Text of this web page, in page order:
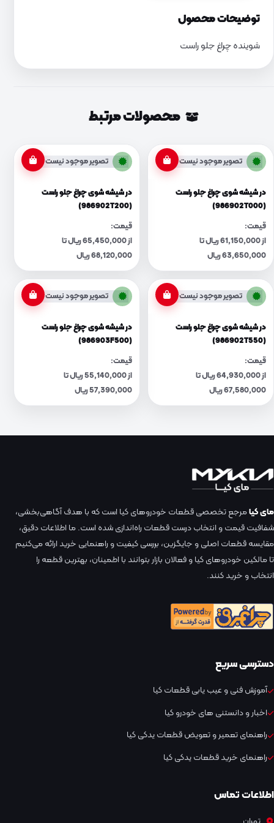
توضیحات محصول
شوینده چراغ جلو راست
محصولات مرتبط
تصویر موجود نیست
در شیشه شوی چراغ جلو راست
(986902T000)
قیمت:
از 61,150,000 ریال تا
63,650,000 ریال
تصویر موجود نیست
در شیشه شوی چراغ جلو راست
(986902T200)
قیمت:
از 65,450,000 ریال تا
68,120,000 ریال
تصویر موجود نیست
در شیشه شوی چراغ جلو راست
(986902T550)
قیمت:
از 64,930,000 ریال تا
67,580,000 ریال
تصویر موجود نیست
در شیشه شوی چراغ جلو راست
(986903F500)
قیمت:
از 55,140,000 ریال تا
57,390,000 ریال
مای کیامرجع تخصصی قطعات خودروهای کیا است که با هدف آگاهی‌بخشی،
شفافیت قیمت و انتخاب درست قطعات راه‌اندازی شده است. ما اطلاعات دقیق،
مقایسه قطعات اصلی و جایگزین، بررسی کیفیت و راهنمایی خرید ارائه می‌کنیم
تا مالکین خودروهای کیا و فعالان بازار بتوانند با اطمینان، بهترین قطعه را
انتخاب و خرید کنند.
دسترسی سریع
آموزش فنی و عیب یابی قطعات کیا
اخبار و دانستنی های خودرو کیا
راهنمای تعمیر و تعویض قطعات یدکی کیا
راهنمای خرید قطعات یدکی کیا
اطلاعات تماس